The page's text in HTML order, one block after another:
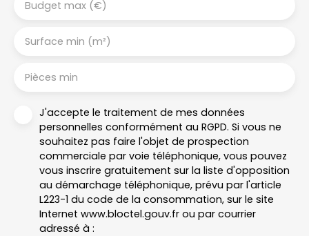
Budget max (€)
Surface min (m²)
Pièces min
J'accepte le traitement de mes données
personnelles conformément au RGPD. Si vous ne
souhaitez pas faire l'objet de prospection
commerciale par voie téléphonique, vous pouvez
vous inscrire gratuitement sur la liste d'opposition
au démarchage téléphonique, prévu par l'article
L223-1 du code de la consommation, sur le site
Internet www.bloctel.gouv.fr ou par courrier
adressé à :